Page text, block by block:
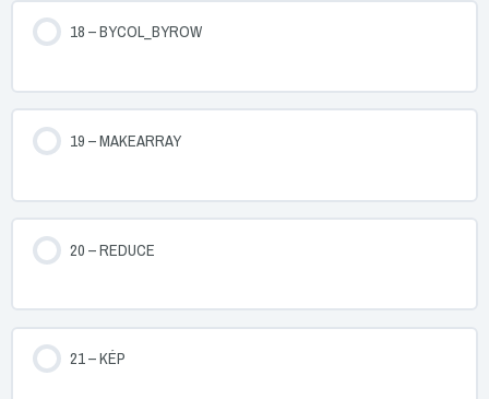
18 – BYCOL_BYROW
19 – MAKEARRAY
20 – REDUCE
21 – KÉP